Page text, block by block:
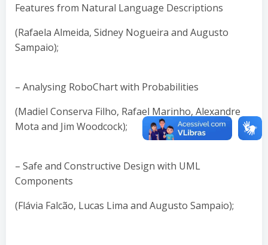
Features from Natural Language Descriptions
(Rafaela Almeida, Sidney Nogueira and Augusto
Sampaio);
– Analysing RoboChart with Probabilities
(Madiel Conserva Filho, Rafael Marinho, Alexandre
Mota and Jim Woodcock);
– Safe and Constructive Design with UML
Components
(Flávia Falcão, Lucas Lima and Augusto Sampaio);